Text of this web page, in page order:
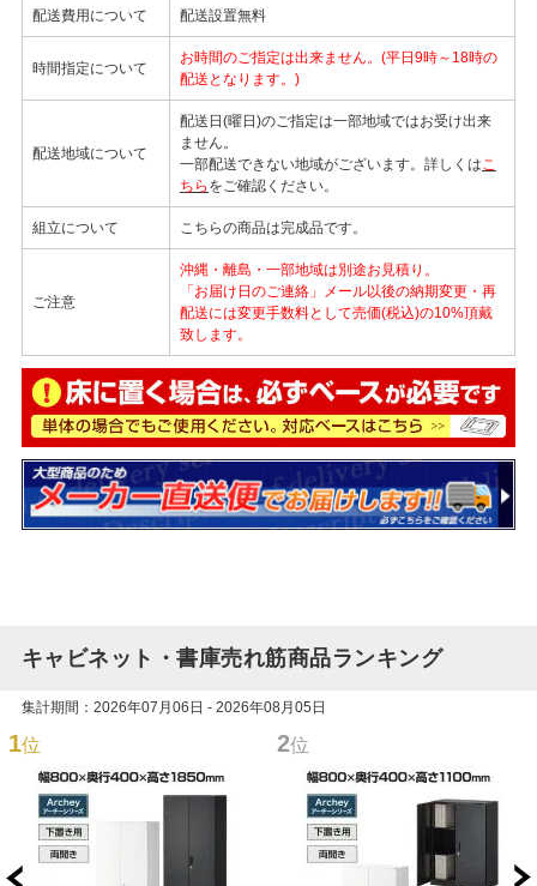
配送費用について 配送設置無料
時間指定について
お時間のご指定は出来ません。(平日9時～18時の
配送となります。)
配送地域について
配送日(曜日)のご指定は一部地域ではお受け出来
ません。
一部配送できない地域がございます。詳しくは こ
ちら をご確認ください。
組立について こちらの商品は完成品です。
ご注意
沖縄・離島・一部地域は別途お見積り。
「お届け日のご連絡」メール以後の納期変更・再
配送には変更手数料として売価(税込)の10%頂戴
致します。
キャビネット・書庫売れ筋商品ランキング
集計期間：2026年07月06日 - 2026年08月05日
1位 2位